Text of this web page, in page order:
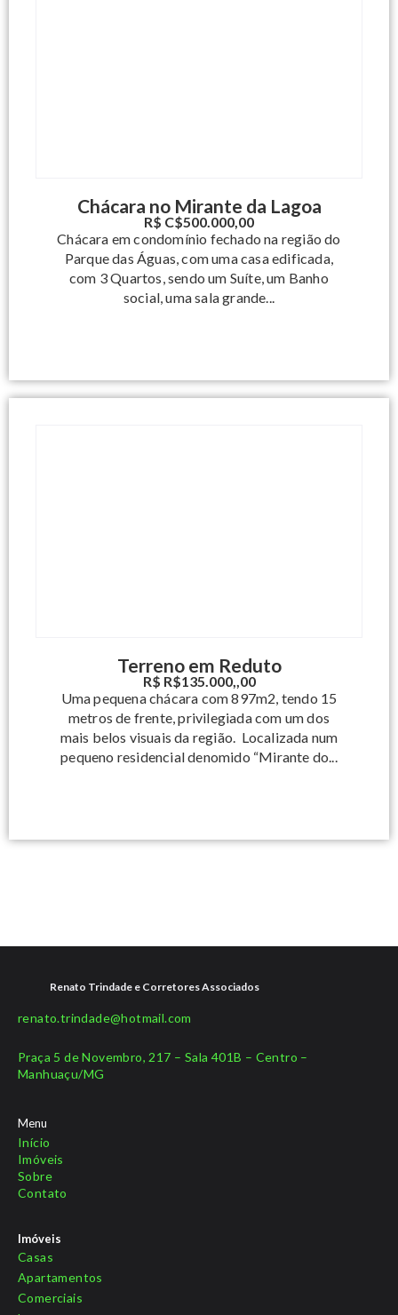
Chácara no Mirante da Lagoa
R$ C$500.000,00
Chácara em condomínio fechado na região do
Parque das Águas, com uma casa edificada,
com 3 Quartos, sendo um Suíte, um Banho
social, uma sala grande...
Terreno em Reduto
R$ R$135.000,,00
Uma pequena chácara com 897m2, tendo 15
metros de frente, privilegiada com um dos
mais belos visuais da região. Localizada num
pequeno residencial denomido “Mirante do...
Renato Trindade e Corretores Associados
renato.trindade@hotmail.com
Praça 5 de Novembro, 217 – Sala 401B – Centro –
Manhuaçu/MG
Menu
Início
Imóveis
Sobre
Contato
Imóveis
Casas
Apartamentos
Comerciais